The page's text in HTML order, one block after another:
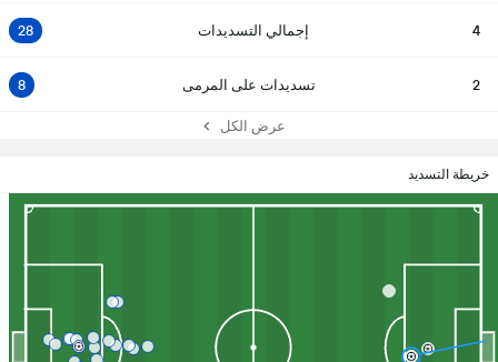
4 إجمالي التسديدات 28
2 تسديدات على المرمى 8
عرض الكل
خريطة التسديد